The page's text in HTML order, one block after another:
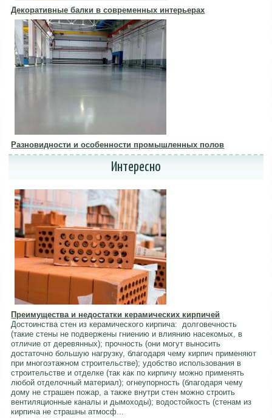
Декоративные балки в современных интерьерах
Разновидности и особенности промышленных полов
Интересно
Преимущества и недостатки керамических кирпичей
Достоинства стен из керамического кирпича: долговечность
(такие стены не подвержены гниению и влиянию насекомых, в
отличие от деревянных); прочность (они могут выносить
достаточно большую нагрузку, благодаря чему кирпич применяют
при многоэтажном строительстве); удобство использования в
строительстве и отделке (так как по кирпичу можно применять
любой отделочный материал); огнеупорность (благодаря чему
дому не страшен пожар, а также внутри стен можно строить
вентиляционные каналы и дымоходы); водостойкость (стенам из
кирпича не страшны атмосф...